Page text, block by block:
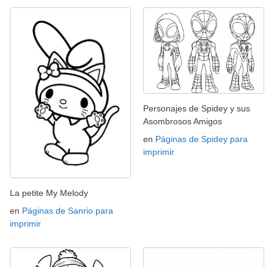
La petite My Melody
en Páginas de Sanrio para
imprimir
Personajes de Spidey y sus
Asombrosos Amigos
en Páginas de Spidey para
imprimir